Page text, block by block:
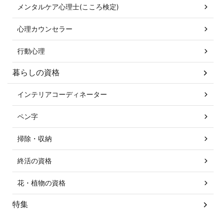
メンタルケア心理士(こころ検定)
心理カウンセラー
行動心理
暮らしの資格
インテリアコーディネーター
ペン字
掃除・収納
終活の資格
花・植物の資格
特集